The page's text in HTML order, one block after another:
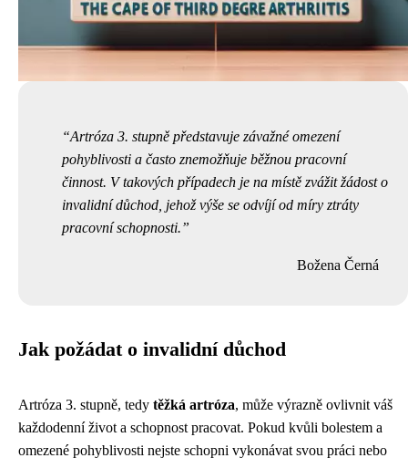
Artróza 3. stupně představuje závažné omezení
pohyblivosti a často znemožňuje běžnou pracovní
činnost. V takových případech je na místě zvážit žádost o
invalidní důchod, jehož výše se odvíjí od míry ztráty
pracovní schopnosti.
Božena Černá
Jak požádat o invalidní důchod
Artróza 3. stupně, tedy těžká artróza, může výrazně ovlivnit váš
každodenní život a schopnost pracovat. Pokud kvůli bolestem a
omezené pohyblivosti nejste schopni vykonávat svou práci nebo